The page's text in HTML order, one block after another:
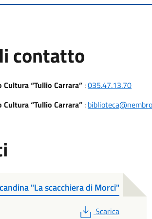
contatto
“Tullio Carrara”:035.47.13.70
“Tullio Carrara”:
"La scacchiera di Morci"
PDF
Scarica